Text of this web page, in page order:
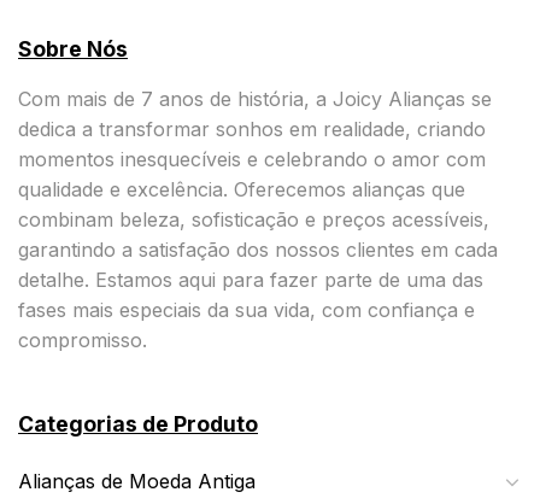
Sobre Nós
Com mais de 7 anos de história, a Joicy Alianças se
dedica a transformar sonhos em realidade, criando
momentos inesquecíveis e celebrando o amor com
qualidade e excelência. Oferecemos alianças que
combinam beleza, sofisticação e preços acessíveis,
garantindo a satisfação dos nossos clientes em cada
detalhe. Estamos aqui para fazer parte de uma das
fases mais especiais da sua vida, com confiança e
compromisso.
Categorias de Produto
Alianças de Moeda Antiga